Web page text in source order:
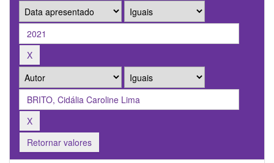
Retornar valores